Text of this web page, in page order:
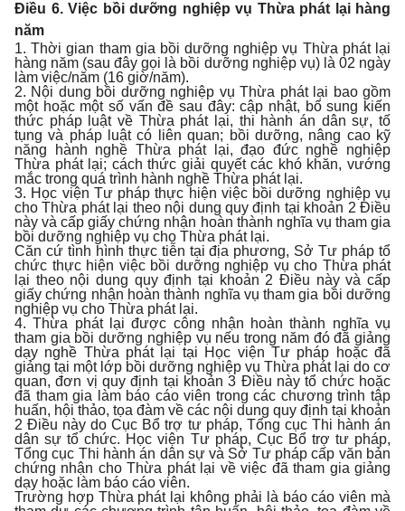
Điều 6. Việc bồi dưỡng nghiệp vụ Thừa phát lại hàng
năm
1. Thời gian tham gia bồi dưỡng nghiệp vụ Thừa phát lại
hàng năm (sau đây gọi là bồi dưỡng nghiệp vụ) là 02 ngày
làm việc/năm (16 giờ/năm).
2. Nội dung bồi dưỡng nghiệp vụ Thừa phát lại bao gồm
một hoặc một số vấn đề sau đây: cập nhật, bổ sung kiến
thức pháp luật về Thừa phát lại, thi hành án dân sự, tố
tụng và pháp luật có liên quan; bồi dưỡng, nâng cao kỹ
năng hành nghề Thừa phát lại, đạo đức nghề nghiệp
Thừa phát lại; cách thức giải quyết các khó khăn, vướng
mắc trong quá trình hành nghề Thừa phát lại.
3. Học viện Tư pháp thực hiện việc bồi dưỡng nghiệp vụ
cho Thừa phát lại theo nội dung quy định tại khoản 2 Điều
này và cấp giấy chứng nhận hoàn thành nghĩa vụ tham gia
bồi dưỡng nghiệp vụ cho Thừa phát lại.
Căn cứ tình hình thực tiễn tại địa phương, Sở Tư pháp tổ
chức thực hiện việc bồi dưỡng nghiệp vụ cho Thừa phát
lại theo nội dung quy định tại khoản 2 Điều này và cấp
giấy chứng nhận hoàn thành nghĩa vụ tham gia bồi dưỡng
nghiệp vụ cho Thừa phát lại.
4. Thừa phát lại được công nhận hoàn thành nghĩa vụ
tham gia bồi dưỡng nghiệp vụ nếu trong năm đó đã giảng
dạy nghề Thừa phát lại tại Học viện Tư pháp hoặc đã
giảng tại một lớp bồi dưỡng nghiệp vụ Thừa phát lại do cơ
quan, đơn vị quy định tại khoản 3 Điều này tổ chức hoặc
đã tham gia làm báo cáo viên trong các chương trình tập
huấn, hội thảo, tọa đàm về các nội dung quy định tại khoản
2 Điều này do Cục Bổ trợ tư pháp, Tổng cục Thi hành án
dân sự tổ chức. Học viện Tư pháp, Cục Bổ trợ tư pháp,
Tổng cục Thi hành án dân sự và Sở Tư pháp cấp văn bản
chứng nhận cho Thừa phát lại về việc đã tham gia giảng
dạy hoặc làm báo cáo viên.
Trường hợp Thừa phát lại không phải là báo cáo viên mà